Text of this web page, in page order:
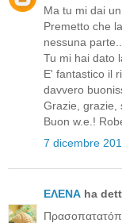
Ma tu mi dai
Premetto che
nessuna
Tu mi hai dato
E' fantastico il
davvero
Grazie, grazie,
Buon w.e.!
7 dicembre
ΕΛΕΝΑ ha